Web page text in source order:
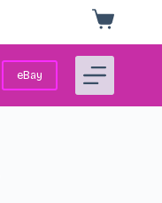
Panier
d’achat
eBay